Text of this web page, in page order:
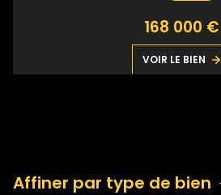
168 000 €
VOIR LE BIEN
Affiner par type de bien